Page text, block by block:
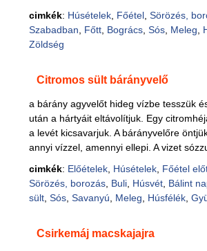
cimkék: Húsételek, Főétel, Sörözés,
Szabadban
Főtt, Bogrács, Sós, Meleg
Zöldség
Citromos sült bárányvelő
a bárány agyvelőt hideg vízbe tesszük
után a hártyáit eltávolítjuk. Egy
a levét kicsavarjuk. A bárányvelőre
annyi vízzel, amennyi ellepi. A vizet
cimkék: Előételek, Húsételek, Főétel
Sörözés, borozás, Buli, Húsvét, Bálint
sült, Sós, Savanyú Meleg Húsfélék,
Csirkemáj macskajajra